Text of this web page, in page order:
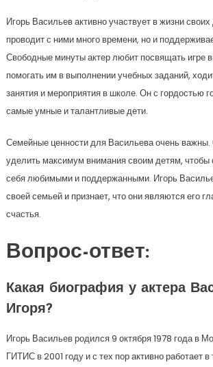
Игорь Васильев активно участвует в жизни
проводит с ними много времени, но и
Свободные минуты актер любит посвящать игре
помогать им в выполнении учебных заданий,
занятия и мероприятия в школе. Он с гордостью
самые умные и талантливые дети.
Семейные ценности для Васильева очень важны.
уделить максимум внимания своим детям, чтобы
себя любимыми и поддержанными. Игорь
своей семьей и признает, что они являются его
счастья.
Вопрос-ответ:
Какая биография у актера
Игоря?
Игорь Васильев родился 9 октября 1978 года в
ГИТИС в 2001 году и с тех пор активно работает